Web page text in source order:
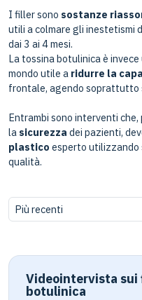
I filler sono sostanze
utili a colmare gli inestetismi
dai 3 ai 4 mesi.
La tossina botulinica è
mondo utile a ridurre la
frontale, agendo soprattutto
Entrambi sono interventi
la sicurezza dei pazienti,
plastico esperto utilizzando
qualità.
Videointervista sui
botulinica